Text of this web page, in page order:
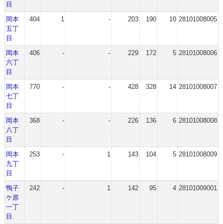
目
岡本
五丁
目
404 1 - 203 190 10 28101008005
岡本
六丁
目
406 - - 229 172 5 28101008006
岡本
七丁
目
770 - - 428 328 14 28101008007
岡本
八丁
目
368 - - 226 136 6 28101008008
岡本
九丁
目
253 - 1 143 104 5 28101008009
鴨子
ケ原
一丁
目
242 - 1 142 95 4 28101009001